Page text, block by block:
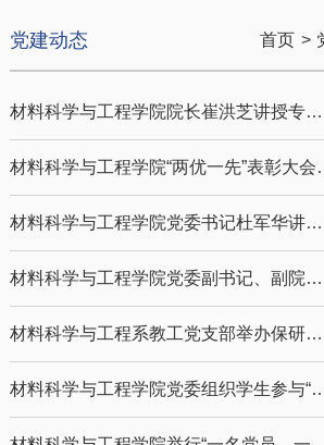
首页 >
党建动态
材料科学与工程学院院长崔洪芝讲授专题党课
材料科学
材料科学与工程学院党委书记杜军华讲授专题党课
材料科学与工程学院党委副书记、副院长呼双双为2024级博士研究生党支部讲党课
材料科学与工程系教工党支部举办保研择校择导交流会
材料科学与工程学院党委组织学生参与“红帆领航 青心向党”